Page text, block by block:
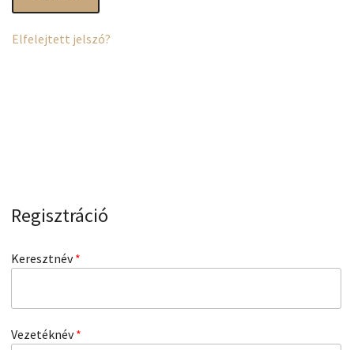
Elfelejtett jelszó?
Regisztráció
Keresztnév*
Vezetéknév*